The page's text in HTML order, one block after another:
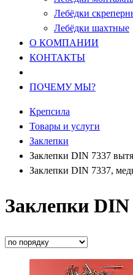
Лебёдки
Лебёдки шахтные
О КОМПАНИИ
КОНТАКТЫ
ПОЧЕМУ МЫ?
Крепсила
Товары и услуги
Заклепки
Заклепки DIN 7337
Заклепки DIN 7337,
Заклепки